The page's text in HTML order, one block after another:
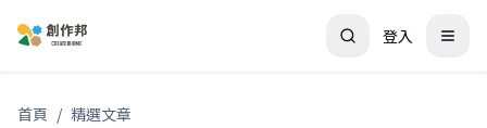
登入
首頁 / 精選文章